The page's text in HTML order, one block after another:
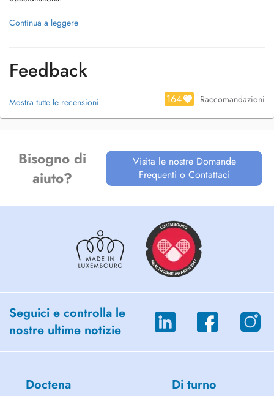
Kinésithérapie post-traumatique (accident etc.)
Rééducation vestibulaire
Expérience avec Personnes handicapées
Continua a leggere
Feedback
Mostra tutte le recensioni 164 Raccomandazioni
Bisogno di
aiuto?
Visita le nostre Domande
Frequenti o Contattaci
Seguici e controlla le
nostre ultime notizie
Doctena Di turno